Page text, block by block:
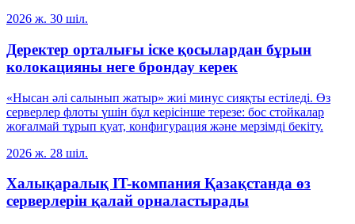
2026 ж. 30 шіл.
Деректер орталығы іске қосылардан бұрын
колокацияны неге брондау керек
«Нысан әлі салынып жатыр» жиі минус сияқты естіледі. Өз
серверлер флоты үшін бұл керісінше терезе: бос стойкалар
жоғалмай тұрып қуат, конфигурация және мерзімді бекіту.
2026 ж. 28 шіл.
Халықаралық IT-компания Қазақстанда өз
серверлерін қалай орналастырады